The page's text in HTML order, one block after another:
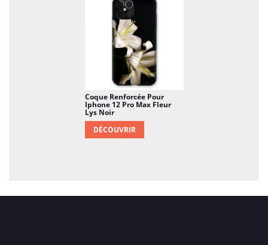
Coque Renforcée Pour
Iphone 12 Pro Max Fleur
Lys Noir
DÉCOUVRIR